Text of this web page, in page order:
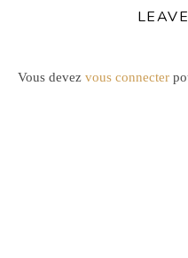
Vous devez vous connecter